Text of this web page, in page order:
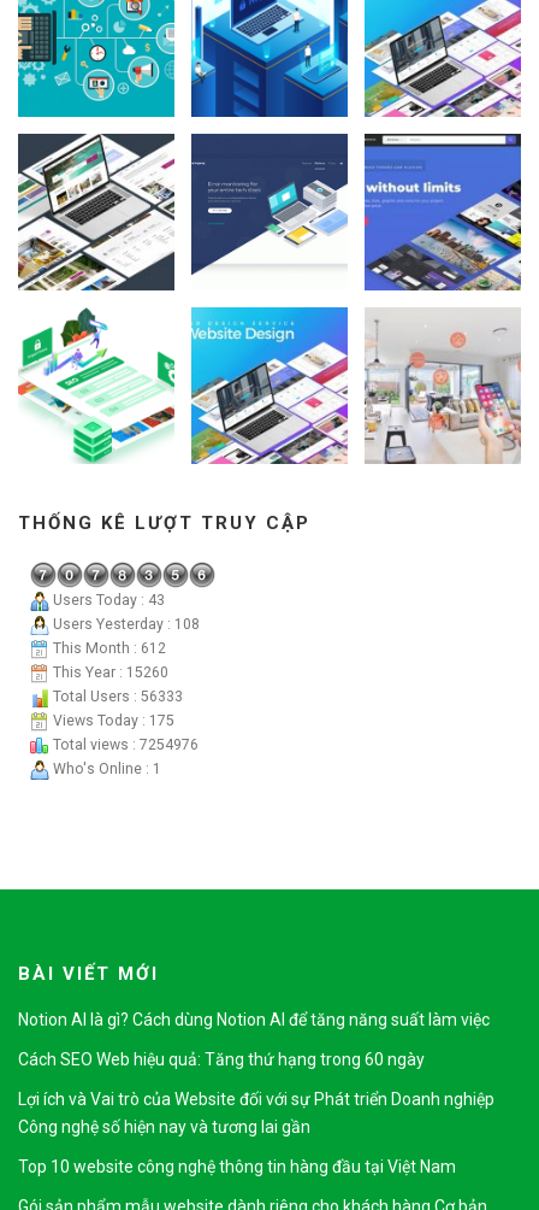
THỐNG KÊ LƯỢT TRUY CẬP
Users Today : 43
Users Yesterday : 108
This Month : 612
This Year : 15260
Total Users : 56333
Views Today : 175
Total views : 7254976
Who's Online : 1
BÀI VIẾT MỚI
Notion AI là gì? Cách dùng Notion AI để tăng năng suất làm việc
Cách SEO Web hiệu quả: Tăng thứ hạng trong 60 ngày
Lợi ích và Vai trò của Website đối với sự Phát triển Doanh nghiệp
Công nghệ số hiện nay và tương lai gần
Top 10 website công nghệ thông tin hàng đầu tại Việt Nam